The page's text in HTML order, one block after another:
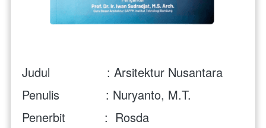
Judul                : Arsitektur Nusantara
Penulis             : Nuryanto, M.T.
Penerbit           :  Rosda